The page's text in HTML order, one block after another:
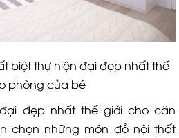
thự hiện đại đẹp nhất thế
phòng của bé
đẹp nhất thế giới cho căn
chọn những món đồ nội thất